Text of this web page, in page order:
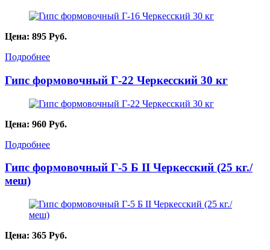
Цена: 895 Руб.
Подробнее
Гипс формовочный Г-22 Черкесский 30 кг
Цена: 960 Руб.
Подробнее
Гипс формовочный Г-5 Б II Черкесский (25 кг./
меш)
Цена: 365 Руб.